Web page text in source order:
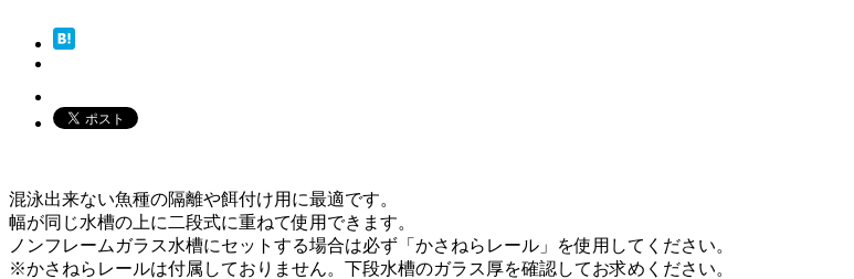
混泳出来ない魚種の隔離や餌付け用に最適です。
幅が同じ水槽の上に二段式に重ねて使用できます。
ノンフレームガラス水槽にセットする場合は必ず「かさねらレール」を使用してください。
※かさねらレールは付属しておりません。下段水槽のガラス厚を確認してお求めください。